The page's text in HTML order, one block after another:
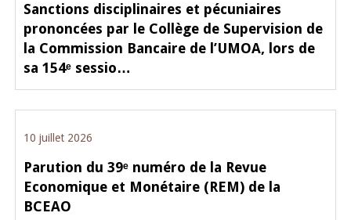
Sanctions disciplinaires et pécuniaires
prononcées par le Collège de Supervision de
la Commission Bancaire de l’UMOA, lors de
sa 154ᵉ sessio…
10 juillet 2026
Parution du 39ᵉ numéro de la Revue
Economique et Monétaire (REM) de la
BCEAO